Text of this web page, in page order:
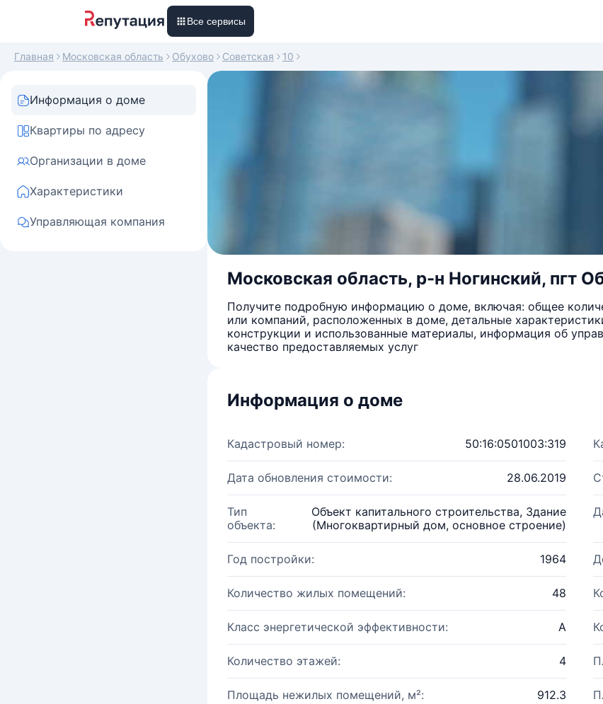
Все сервисы
Главная Московская область Обухово Советская 10
Информация о доме
Квартиры по адресу
Организации в доме
Характеристики
Управляющая компания
Московская область, р-н Ногинский, пгт
Получите подробную информацию о доме, включая: общее
или компаний, расположенных в доме, детальные
конструкции и использованные материалы, информация об
качество предоставляемых услуг
Информация о доме
Кадастровый номер: 50:16:0501003:319
Дата обновления стоимости: 28.06.2019
Тип
объекта:
Объект капитального строительства, Здание
(Многоквартирный дом, основное строение)
Год постройки: 1964
Количество жилых помещений: 48
Класс энергетической эффективности: A
Количество этажей: 4
Площадь нежилых помещений, м²: 912.3